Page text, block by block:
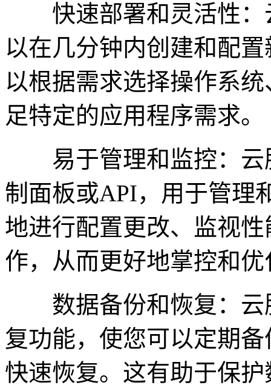
快速部署和灵活性：
以在几分钟内创建和配
以根据需求选择操作系
足特定的应用程序需求。
易于管理和监控：云
制面板或API，用于管理
地进行配置更改、监视
作，从而更好地掌控和
数据备份和恢复：云
复功能，使您可以定期
快速恢复。这有助于保